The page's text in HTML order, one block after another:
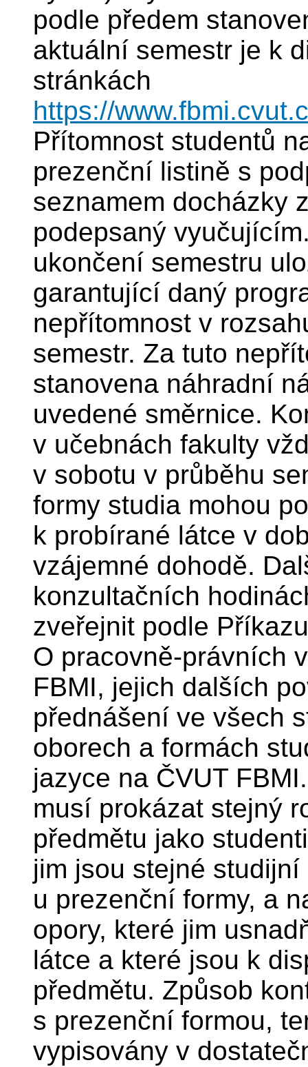
podle předem
aktuální semestr je k
stránkách
https://
Přítomnost studentů
prezenční listině s
seznamem docházky
podepsaný
ukončení semestru
garantující daný
nepřítomnost v
semestr. Za tuto
stanovena náhradní
uvedené směrnice.
v učebnách fakulty
v sobotu v průběhu
formy studia mohou
k probírané látce v
vzájemné dohodě.
konzultačních
zveřejnit podle
O pracovně-právních
FBMI, jejich dalších
přednášení ve všech
oborech a formách
jazyce na ČVUT
musí prokázat stejný
předmětu jako
jim jsou stejné
u prezenční formy, a
opory, které jim
látce a které jsou k
předmětu. Způsob
s prezenční formou,
vypisovány v